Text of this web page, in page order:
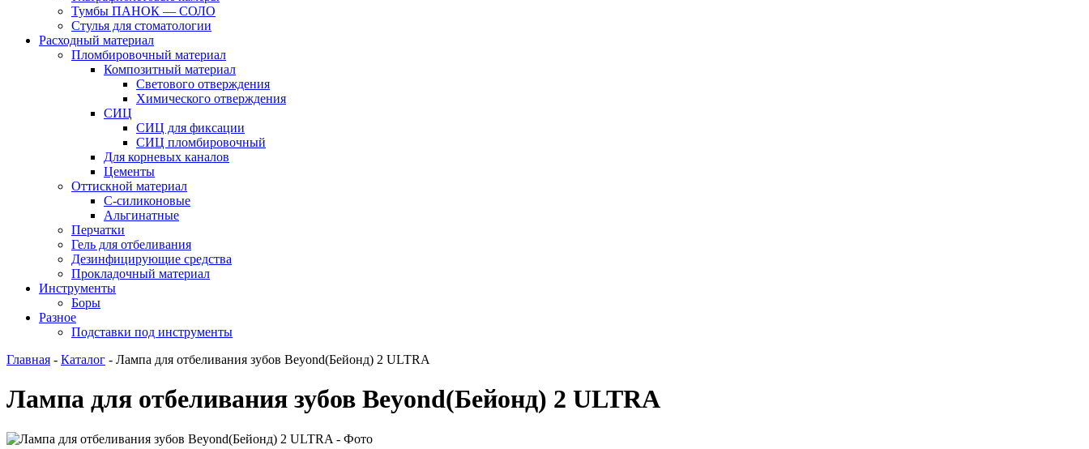
Тумбы ПАНОК — СОЛО
Стулья для стоматологии
Расходный материал
Пломбировочный материал
Композитный материал
Светового отверждения
Химического отверждения
СИЦ
СИЦ для фиксации
СИЦ пломбировочный
Для корневых каналов
Цементы
Оттискной материал
С-силиконовые
Альгинатные
Перчатки
Гель для отбеливания
Дезинфицирующие средства
Прокладочный материал
Инструменты
Боры
Разное
Подставки под инструменты
Главная - Каталог - Лампа для отбеливания зубов Beyond(Бейонд) 2 ULTRA
Лампа для отбеливания зубов Beyond(Бейонд) 2 ULTRA